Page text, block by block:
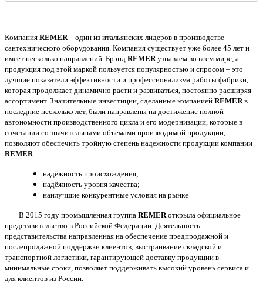
Компания REMER – один из итальянских лидеров в производстве
сантехнического оборудования. Компания существует уже более 45 лет и
имеет несколько направлений. Брэнд REMER узнаваем во всем мире, а
продукция под этой маркой пользуется популярностью и спросом – это
лучшие показатели эффективности и профессионализма работы фабрики,
которая продолжает динамично расти и развиваться, постоянно расширяя
ассортимент. Значительные инвестиции, сделанные компанией REMER в
последние несколько лет, были направлены на достижение полной
автономности производственного цикла и его модернизации, которые в
сочетании со значительными объемами производимой продукции,
позволяют обеспечить тройную степень надежности продукции компании
REMER:
надёжность происхождения;
надёжность уровня качества;
наилучшие конкурентные условия на рынке
В 2015 году промышленная группа REMER открыла официальное
представительство в Российской Федерации. Деятельность
представительства направленная на обеспечение предпродажной и
послепродажной поддержки клиентов, выстраивание складской и
транспортной логистики, гарантирующей доставку продукции в
минимальные сроки, позволяет поддерживать высокий уровень сервиса и
для клиентов из России.